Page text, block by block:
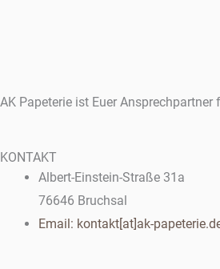
AK Papeterie ist Euer
KONTAKT
Albert-Einstein-Straße 31a
76646 Bruchsal
Email: kontakt[at]ak-